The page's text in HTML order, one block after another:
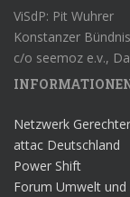
ViSdP: Pit Wuhrer
Konstanzer
c/o seemoz e.v.,
Netzwerk
attac Deutschland
Power Shift
Forum Umwelt und